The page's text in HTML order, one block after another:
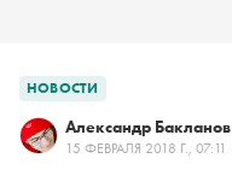
НОВОСТИ
Александр Бакланов
15 ФЕВРАЛЯ 2018 Г., 07:11